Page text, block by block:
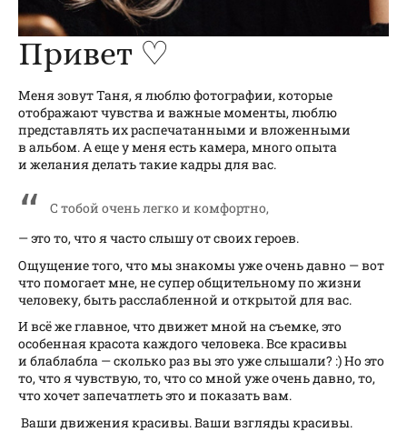
Привет ♡
Меня зовут Таня, я люблю фотографии, которые
отображают чувства и важные моменты, люблю
представлять их распечатанными и вложенными
в альбом. А еще у меня есть камера, много опыта
и желания делать такие кадры для вас.
С тобой очень легко и комфортно,
— это то, что я часто слышу от своих героев.
Ощущение того, что мы знакомы уже очень давно — вот
что помогает мне, не супер общительному по жизни
человеку, быть расслабленной и открытой для вас.
И всё же главное, что движет мной на съемке, это
особенная красота каждого человека. Все красивы
и блаблабла — сколько раз вы это уже слышали? :) Но это
то, что я чувствую, то, что со мной уже очень давно, то,
что хочет запечатлеть это и показать вам.
Ваши движения красивы. Ваши взгляды красивы.